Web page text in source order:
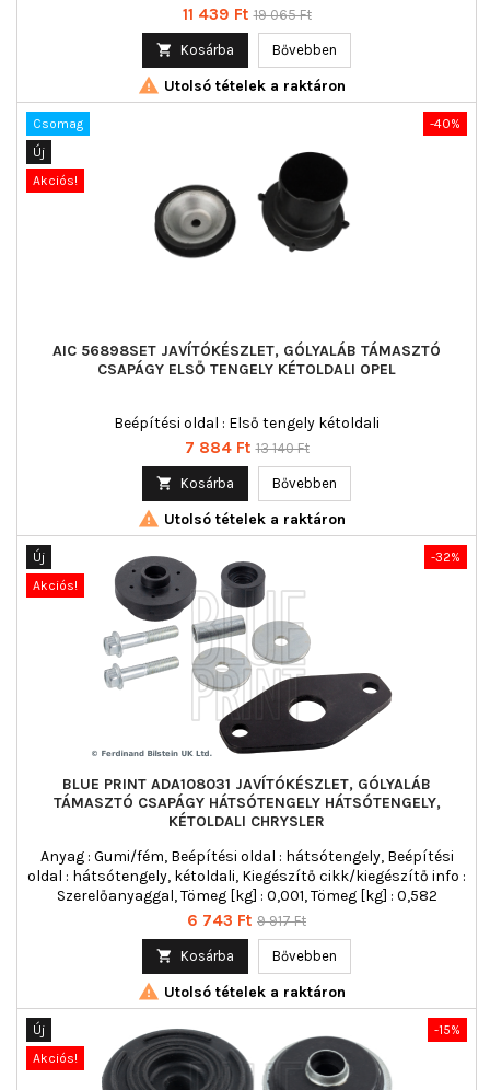
Ár
11 439 Ft Normál
19 065 Ft
 Kosárba Bővebben
 Utolsó tételek a raktáron
-40%
Csomag
Új
Akciós!
AIC 56898SET JAVÍTÓKÉSZLET, GÓLYALÁB TÁMASZTÓ
CSAPÁGY ELSŐ TENGELY KÉTOLDALI OPEL
Beépítési oldal : Első tengely kétoldali
Ár
7 884 Ft Normál
13 140 Ft
 Kosárba Bővebben
 Utolsó tételek a raktáron
-32%
Új
Akciós!
BLUE PRINT ADA108031 JAVÍTÓKÉSZLET, GÓLYALÁB
TÁMASZTÓ CSAPÁGY HÁTSÓTENGELY HÁTSÓTENGELY,
KÉTOLDALI CHRYSLER
Anyag : Gumi/fém, Beépítési oldal : hátsótengely, Beépítési
oldal : hátsótengely, kétoldali, Kiegészítő cikk/kiegészítő info :
Szerelőanyaggal, Tömeg [kg] : 0,001, Tömeg [kg] : 0,582
Ár
6 743 Ft Normál
9 917 Ft
 Kosárba Bővebben
 Utolsó tételek a raktáron
-15%
Új
Akciós!